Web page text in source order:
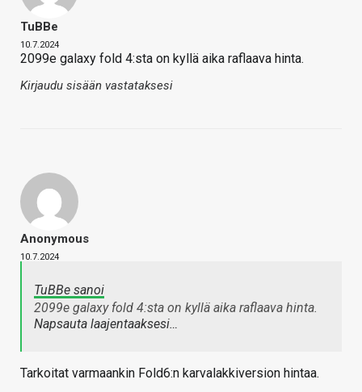
TuBBe
10.7.2024
2099e galaxy fold 4:sta on kyllä aika raflaava hinta.
Kirjaudu sisään vastataksesi
Anonymous
10.7.2024
TuBBe sanoi
2099e galaxy fold 4:sta on kyllä aika raflaava hinta.
Napsauta laajentaaksesi…
Tarkoitat varmaankin Fold6:n karvalakkiversion hintaa.